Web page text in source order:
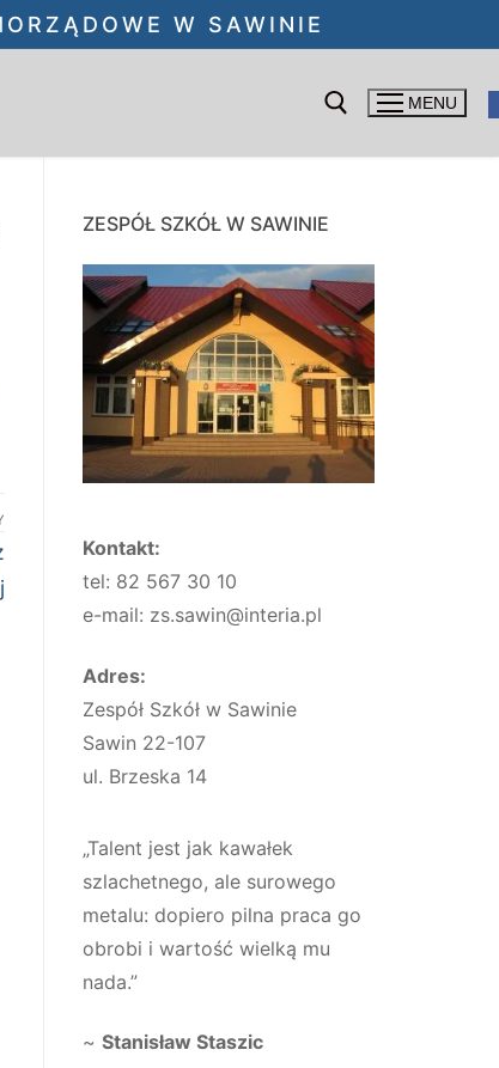
W SAWINIE
MENU
ZESPÓŁ SZKÓŁ W SAWINIE
Kontakt:
tel: 82 567 30 10
e-mail: zs.sawin@interia.pl
Adres:
Zespół Szkół w Sawinie
Sawin 22-107
ul. Brzeska 14
„Talent jest jak kawałek
szlachetnego, ale surowego
metalu: dopiero pilna praca go
obrobi i wartość wielką mu
nada.”
~ Stanisław Staszic